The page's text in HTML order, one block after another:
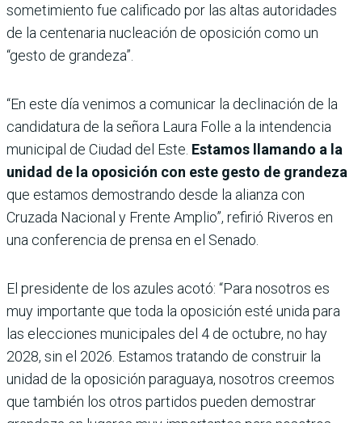
sometimiento fue calificado por las altas autoridades
de la centenaria nucleación de oposición como un
“gesto de grandeza”.
“En este día venimos a comunicar la declinación de la
candidatura de la señora Laura Folle a la intendencia
municipal de Ciudad del Este. Estamos llamando a la
unidad de la oposición con este gesto de grandeza
que estamos demostrando desde la alianza con
Cruzada Nacional y Frente Amplio”, refirió Riveros en
una conferencia de prensa en el Senado.
El presidente de los azules acotó: “Para nosotros es
muy importante que toda la oposición esté unida para
las elecciones municipales del 4 de octubre, no hay
2028, sin el 2026. Estamos tratando de construir la
unidad de la oposición paraguaya, nosotros creemos
que también los otros partidos pueden demostrar